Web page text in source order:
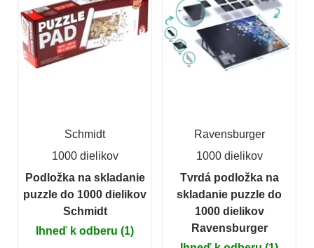
Schmidt
1000 dielikov
Podložka na skladanie
puzzle do 1000 dielikov
Schmidt
Ihneď k odberu (1)
Ravensburger
1000 dielikov
Tvrdá podložka na
skladanie puzzle do
1000 dielikov
Ravensburger